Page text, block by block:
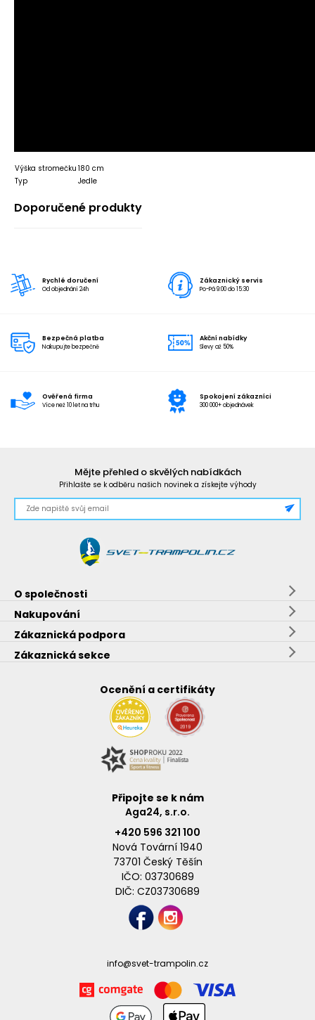
Výška stromečku 180 cm
Typ
Jedle
Doporučené produkty
Rychlé doručení
Od objednání 24h
Zákaznický servis
Po-Pá 9:00 do 15:30
Bezpečná platba
Nakupujte bezpečně
Akční nabídky
Slevy až 50%
Ověřená firma
Více než 10 let na trhu
Spokojení zákazníci
300 000+ objednávek
Mějte přehled o skvělých nabídkách
Přihlašte se k odběru našich novinek a získejte výhody
O společnosti
Nakupování
Zákaznická podpora
Zákaznická sekce
Ocenění a certifikáty
Připojte se k nám
Aga24, s.r.o.
+420 596 321 100
Nová Tovární 1940
73701 Český Těšín
IČO: 03730689
DIČ: CZ03730689
info@svet-trampolin.cz